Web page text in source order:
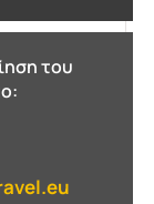
του